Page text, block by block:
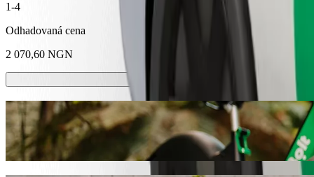
1-4
Odhadovaná cena
2 070,60 NGN
Koloběžky nebo e-kola
Přesouvejte se po Abeokuta na koloběžkách nebo e-kolech
Stáhnout aplikaci Bolt